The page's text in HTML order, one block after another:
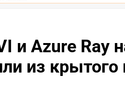
и Azure Ray
из